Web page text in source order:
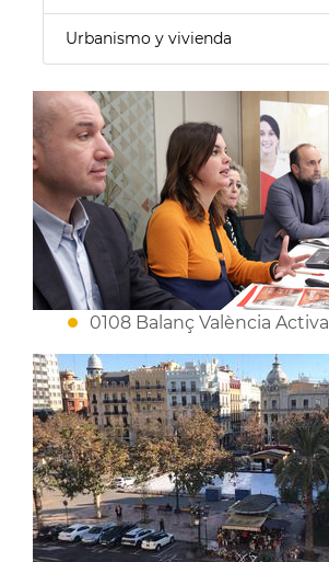
Urbanismo y vivienda
0108 Balanç València Activa